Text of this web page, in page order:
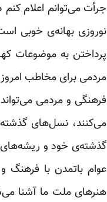
جرأت می‌توانم اعلام
نوروزی بهانه‌ی خوبی
مردمی برای مخاطب
فرهنگی و مردمی
می‌کنند، نسل‌های گذشته
گذشته‌ی خود و ریشه‌های
عوام باتمدن با فرهنگ
هنرهای ملت ما ‏آشنا